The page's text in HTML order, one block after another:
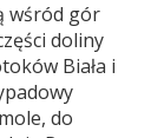
wśród gór
doliny
Biała i
do